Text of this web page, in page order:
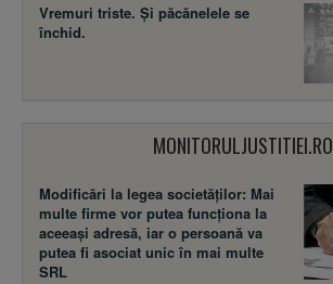
Vremuri triste. Şi păcănelele se
închid.
MONITORULJUSTITIEI.RO
Modificări la legea societăţilor: Mai
multe firme vor putea funcţiona la
aceeaşi adresă, iar o persoană va
putea fi asociat unic în mai multe
SRL